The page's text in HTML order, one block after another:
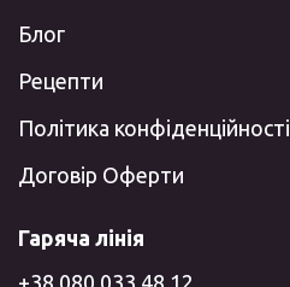
Блог
Рецепти
Політика конфіденційності
Договір Оферти
Гаряча лінія
+38 080 033 48 12